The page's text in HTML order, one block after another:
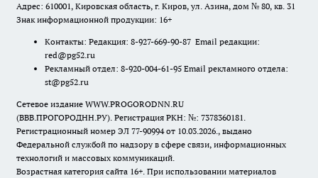
Адрес: 610001, Кировская область, г. Киров, ул. Азина, дом № 80, кв. 31
Знак информационной продукции: 16+
Контакты: Редакция: 8-927-669-90-87 Email редакции:
red@pg52.ru
Рекламный отдел: 8-920-004-61-95 Email рекламного отдела:
st@pg52.ru
Сетевое издание WWW.PROGORODNN.RU
(ВВВ.ПРОГОРОДНН.РУ). Регистрация РКН: №: 7378360181.
Регистрационный номер ЭЛ 77-90994 от 10.03.2026., выдано
Федеральной службой по надзору в сфере связи, информационных
технологий и массовых коммуникаций.
Возрастная категория сайта 16+. При использовании материалов